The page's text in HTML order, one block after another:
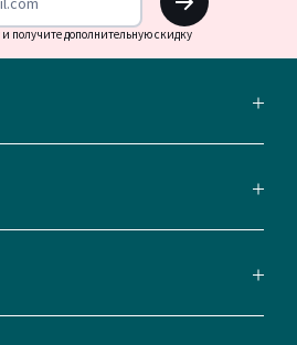
и получите дополнительную скидку